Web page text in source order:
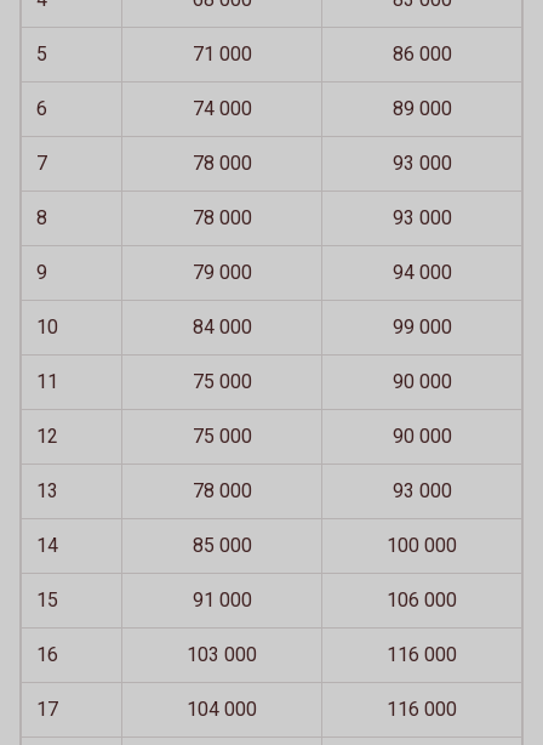
5 71 000 86 000
6 74 000 89 000
7 78 000 93 000
8 78 000 93 000
9 79 000 94 000
10 84 000 99 000
11 75 000 90 000
12 75 000 90 000
13 78 000 93 000
14 85 000 100 000
15 91 000 106 000
16 103 000 116 000
17 104 000 116 000